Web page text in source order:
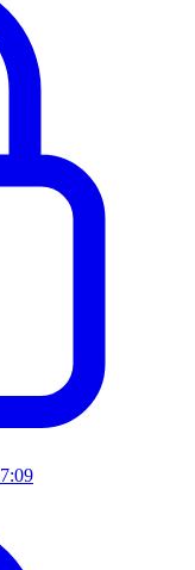
7:09